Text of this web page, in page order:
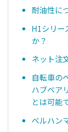
耐油性に
H1シリー
か？
ネット注
自転車の
ハブベア
とは可能
ベルハン